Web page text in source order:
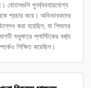
বোতলগুলি পুনর্ব্যবহারযোগ্য
প্রচার করে। অভিভাবকদের
করা হয়েছিল, যা শিশুদের
শুধুমাত্র প্লাস্টিকের বর্জ্য
শিক্ষিত করেছিল।